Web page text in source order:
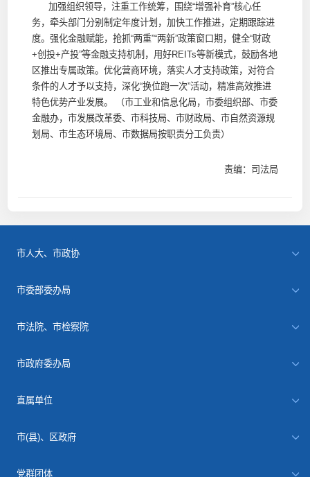
加强组织领导，注重工作统筹，围绕“增强补育”核心任
务，牵头部门分别制定年度计划，加快工作推进，定期跟踪进
度。强化金融赋能，抢抓“两重”“两新”政策窗口期，健全“财政
+创投+产投”等金融支持机制，用好REITs等新模式，鼓励各地
区推出专属政策。优化营商环境，落实人才支持政策，对符合
条件的人才予以支持，深化“换位跑一次”活动，精准高效推进
特色优势产业发展。 （市工业和信息化局，市委组织部、市委
金融办，市发展改革委、市科技局、市财政局、市自然资源规
划局、市生态环境局、市数据局按职责分工负责）
责编：司法局
市人大、市政协
市委部委办局
市法院、市检察院
市政府委办局
直属单位
市(县)、区政府
党群团体